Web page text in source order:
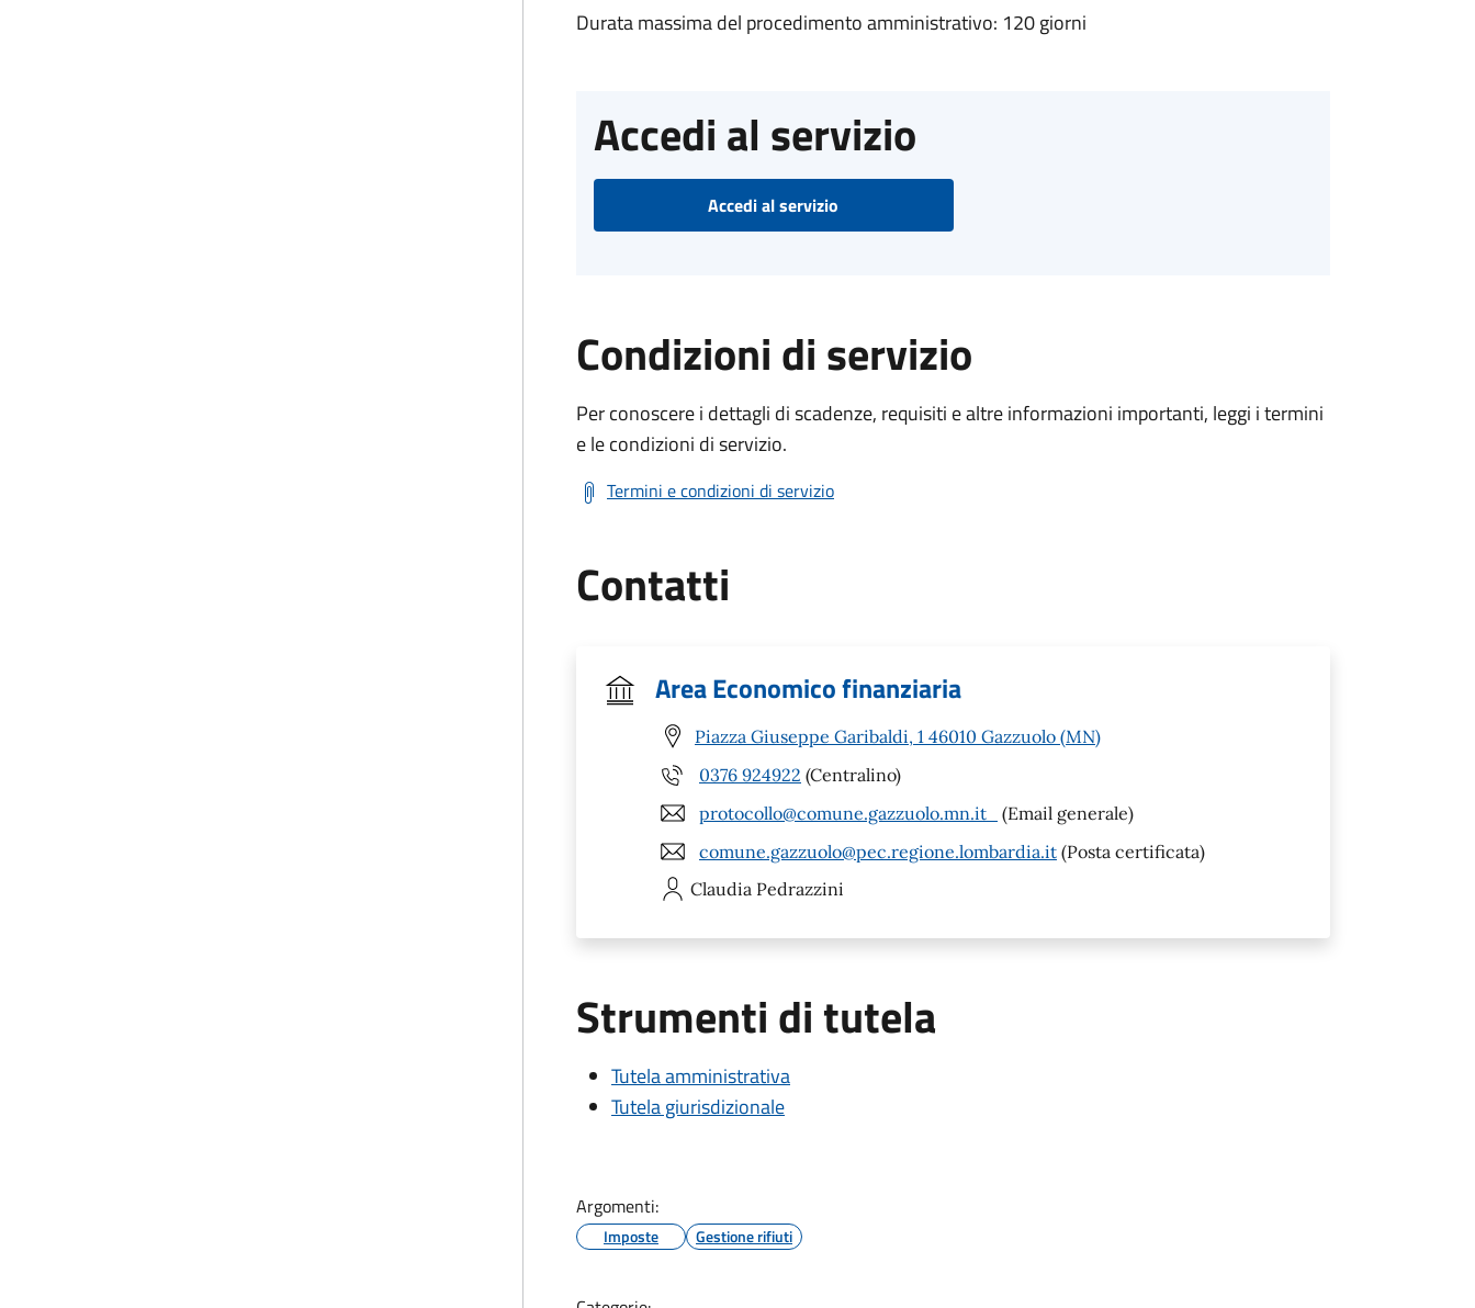
Durata massima del procedimento amministrativo: 120 giorni
Accedi al servizio
Accedi al servizio
Condizioni di servizio
Per conoscere i dettagli di scadenze, requisiti e altre informazioni importanti, leggi i termini
e le condizioni di servizio.
Termini e condizioni di servizio
Contatti
Area Economico finanziaria
Piazza Giuseppe Garibaldi, 1 46010 Gazzuolo (MN)
0376 924922 (Centralino)
protocollo@comune.gazzuolo.mn.it
(Email generale)
comune.gazzuolo@pec.regione.lombardia.it (Posta certificata)
Claudia Pedrazzini
Strumenti di tutela
Tutela amministrativa
Tutela giurisdizionale
Argomenti:
Imposte Gestione rifiuti